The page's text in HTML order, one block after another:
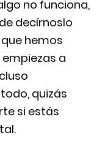
no funciona,
decírnoslo
hemos
a
quizás
si estás